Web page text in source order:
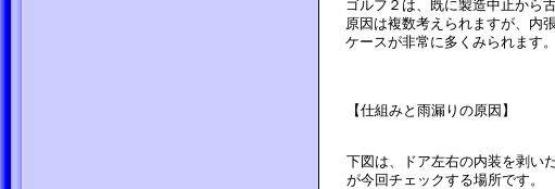
ゴルフ２は、既に製造中止から
原因は複数考えられますが、内
ケースが非常に多くみられます
【仕組みと雨漏りの原因】
下図は、ドア左右の内装を剥い
が今回チェックする場所です。